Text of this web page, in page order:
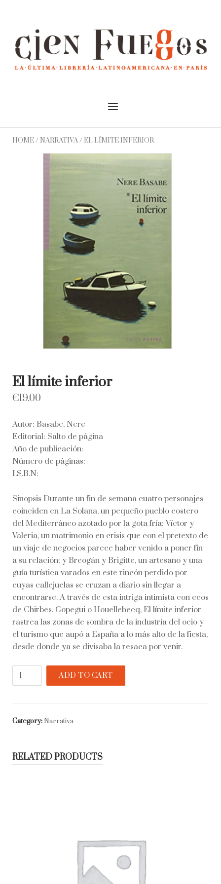
Menu
HOME/ NARRATIVA/ EL LÍMITE INFERIOR
El límite inferior
€19.00
Autor: Basabe, Nere
Editorial: Salto de página
Año de publicación:
Número de páginas:
I.S.B.N:
Sinopsis Durante un fin de semana cuatro personajes
coinciden en La Solana, un pequeño pueblo costero
del Mediterráneo azotado por la gota fría: Víctor y
Valeria, un matrimonio en crisis que con el pretexto de
un viaje de negocios parece haber venido a poner fin
a su relación; y Breogán y Brigitte, un artesano y una
guía turística varados en este rincón perdido por
cuyas callejuelas se cruzan a diario sin llegar a
encontrarse. A través de esta intriga intimista con ecos
de Chirbes, Gopegui o Houellebecq, El límite inferior
rastrea las zonas de sombra de la industria del ocio y
el turismo que aupó a España a lo más alto de la fiesta,
desde donde ya se divisaba la resaca por venir.
quantity
ADD TO CART
Category:Narrativa
RELATED PRODUCTS